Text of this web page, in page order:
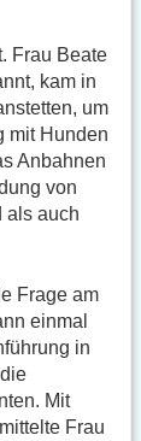
Frau Beate
kam in
um
mit Hunden
Anbahnen
von
als auch
Frage am
einmal
in
Mit
Frau